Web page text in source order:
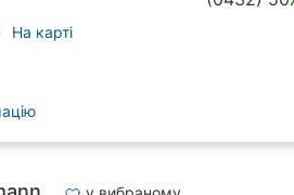
На карті